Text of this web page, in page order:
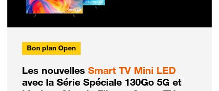
Bon plan Open
Les nouvelles Smart TV Mini LED
avec la Série Spéciale 130Go 5G et